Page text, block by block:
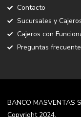
Contacto
Sucursales y
Cajeros con
Preguntas
BANCO MASVENTAS
Copyright 2024.